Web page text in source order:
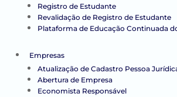
Registro de Estudante
Revalidação de Registro de Estudante
Plataforma de Educação Continuada
Empresas
Atualização de Cadastro Pessoa
Abertura de Empresa
Economista Responsável